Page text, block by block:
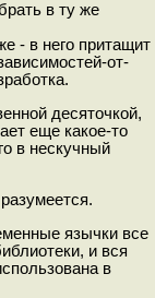
в ту же
- в него притащит
от-
десяточкой,
еще какое-то
в нескучный
язычки все
и вся
в